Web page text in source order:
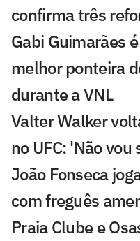
confirma três
Gabi Guimarães
melhor ponteira
durante a VNL
Valter Walker
no UFC: 'Não vou
João Fonseca
com freguês
Praia Clube e